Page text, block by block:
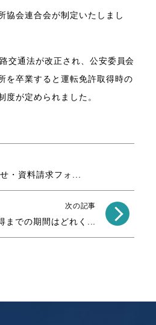
協会連合会が制定いたしまし
交通法が改正され、公安委員会
を卒業すると運転免許取得時の
度が定められました。
せ・資料請求フォ...
次の記事
までの期間はどれく...